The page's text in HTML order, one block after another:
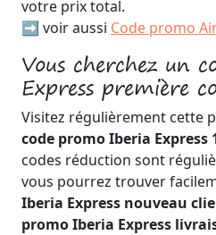
votre prix total.
➡️ voir aussi Code promo
Vous cherchez un
Express première
Visitez régulièrement cette
code promo Iberia Express
codes réduction sont
vous pourrez trouver
Iberia Express nouveau
promo Iberia Express